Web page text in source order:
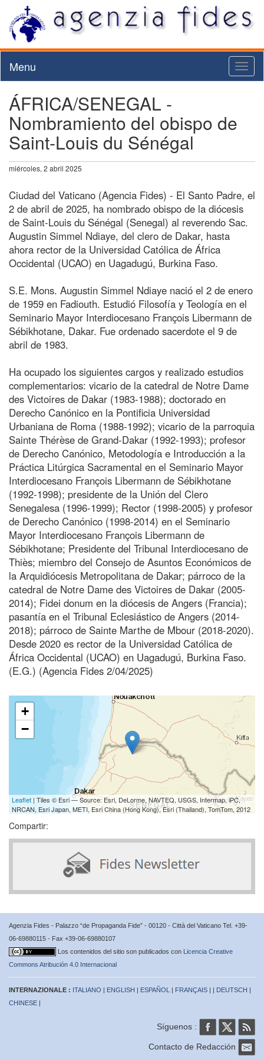
Menu
ÁFRICA/SENEGAL -
Nombramiento del obispo de
Saint-Louis du Sénégal
miércoles, 2 abril 2025
Ciudad del Vaticano (Agencia Fides) - El Santo Padre, el
2 de abril de 2025, ha nombrado obispo de la diócesis
de Saint-Louis du Sénégal (Senegal) al reverendo Sac.
Augustin Simmel Ndiaye, del clero de Dakar, hasta
ahora rector de la Universidad Católica de África
Occidental (UCAO) en Uagadugú, Burkina Faso.
S.E. Mons. Augustin Simmel Ndiaye nació el 2 de enero
de 1959 en Fadiouth. Estudió Filosofía y Teología en el
Seminario Mayor Interdiocesano François Libermann de
Sébikhotane, Dakar. Fue ordenado sacerdote el 9 de
abril de 1983.
Ha ocupado los siguientes cargos y realizado estudios
complementarios: vicario de la catedral de Notre Dame
des Victoires de Dakar (1983-1988); doctorado en
Derecho Canónico en la Pontificia Universidad
Urbaniana de Roma (1988-1992); vicario de la parroquia
Sainte Thérèse de Grand-Dakar (1992-1993); profesor
de Derecho Canónico, Metodología e Introducción a la
Práctica Litúrgica Sacramental en el Seminario Mayor
Interdiocesano François Libermann de Sébikhotane
(1992-1998); presidente de la Unión del Clero
Senegalesa (1996-1999); Rector (1998-2005) y profesor
de Derecho Canónico (1998-2014) en el Seminario
Mayor Interdiocesano François Libermann de
Sébikhotane; Presidente del Tribunal Interdiocesano de
Thiès; miembro del Consejo de Asuntos Económicos de
la Arquidiócesis Metropolitana de Dakar; párroco de la
catedral de Notre Dame des Victoires de Dakar (2005-
2014); Fidei donum en la diócesis de Angers (Francia);
pasantía en el Tribunal Eclesiástico de Angers (2014-
2018); párroco de Sainte Marthe de Mbour (2018-2020).
Desde 2020 es rector de la Universidad Católica de
África Occidental (UCAO) en Uagadugú, Burkina Faso.
(E.G.) (Agencia Fides 2/04/2025)
+
−
Leaflet | Tiles © Esri — Source: Esri, DeLorme, NAVTEQ, USGS, Intermap, iPC,
NRCAN, Esri Japan, METI, Esri China (Hong Kong), Esri (Thailand), TomTom, 2012
Compartir:
Agenzia Fides - Palazzo “de Propaganda Fide” - 00120 - Città del Vaticano Tel. +39-
06-69880115 - Fax +39-06-69880107
Los contenidos del sitio son publicados con Licencia Creative
Commons Atribución 4.0 Internacional
INTERNAZIONALE : ITALIANO | ENGLISH | ESPAÑOL | FRANÇAIS | | DEUTSCH |
CHINESE |
Síguenos :
Contacto de Redacción